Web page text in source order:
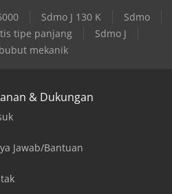
Sdmo J 130 K
Sdmo
tipe panjang
Sdmo J
mekanik
& Dukungan
Jawab/Bantuan